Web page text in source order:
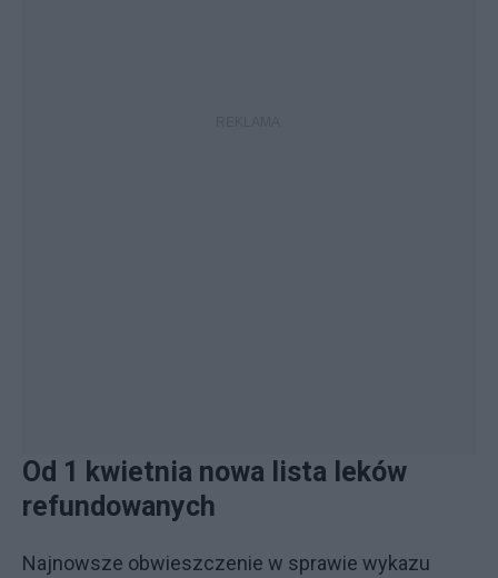
Od 1 kwietnia nowa lista leków
refundowanych
Najnowsze obwieszczenie w sprawie wykazu